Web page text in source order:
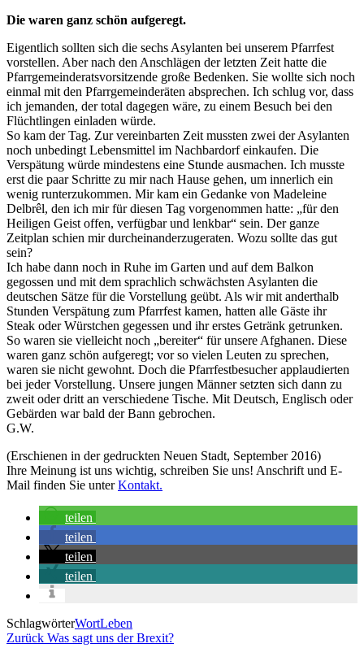
Die waren ganz schön aufgeregt.
Eigentlich sollten sich die sechs Asylanten bei unserem Pfarrfest
vorstellen. Aber nach den Anschlägen der letzten Zeit hatte die
Pfarrgemeinderatsvorsitzende große Bedenken. Sie wollte sich noch
einmal mit den Pfarrgemeinderäten absprechen. Ich schlug vor, dass
ich jemanden, der total dagegen wäre, zu einem Besuch bei den
Flüchtlingen einladen würde.
So kam der Tag. Zur vereinbarten Zeit mussten zwei der Asylanten
noch unbedingt Lebensmittel im Nachbardorf einkaufen. Die
Verspätung würde mindestens eine Stunde ausmachen. Ich musste
erst die paar Schritte zu mir nach Hause gehen, um innerlich ein
wenig runterzukommen. Mir kam ein Gedanke von Madeleine
Delbrêl, den ich mir für diesen Tag vorgenommen hatte: „für den
Heiligen Geist offen, verfügbar und lenkbar“ sein. Der ganze
Zeitplan schien mir durcheinanderzugeraten. Wozu sollte das gut
sein?
Ich habe dann noch in Ruhe im Garten und auf dem Balkon
gegossen und mit dem sprachlich schwächsten Asylanten die
deutschen Sätze für die Vorstellung geübt. Als wir mit anderthalb
Stunden Verspätung zum Pfarrfest kamen, hatten alle Gäste ihr
Steak oder Würstchen gegessen und ihr erstes Getränk getrunken.
So waren sie vielleicht noch „bereiter“ für unsere Afghanen. Diese
waren ganz schön aufgeregt; vor so vielen Leuten zu sprechen,
waren sie nicht gewohnt. Doch die Pfarrfestbesucher applaudierten
bei jeder Vorstellung. Unsere jungen Männer setzten sich dann zu
zweit oder dritt an verschiedene Tische. Mit Deutsch, Englisch oder
Gebärden war bald der Bann gebrochen.
G.W.
(Erschienen in der gedruckten Neuen Stadt, September 2016)
Ihre Meinung ist uns wichtig, schreiben Sie uns! Anschrift und E-
Mail finden Sie unterKontakt.
teilen
teilen
teilen
teilen
SchlagwörterWortLeben
Beitragsnavigation
Vorheriger
Zurück Was sagt uns der Brexit?